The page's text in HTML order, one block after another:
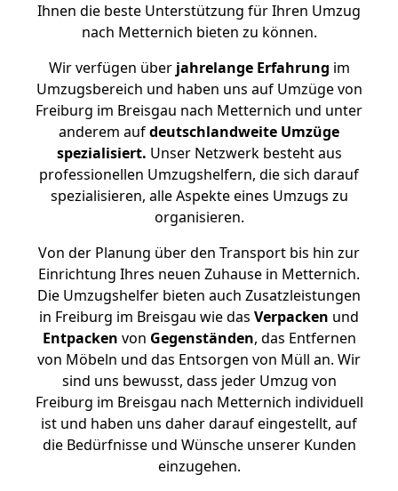
Ihnen die beste Unterstützung für Ihren Umzug
nach Metternich bieten zu können.
Wir verfügen überjahrelange Erfahrung im
Umzugsbereich und haben uns auf Umzüge von
Freiburg im Breisgau nach Metternich und unter
anderem aufdeutschlandweite Umzüge
spezialisiert. Unser Netzwerk besteht aus
professionellen Umzugshelfern, die sich darauf
spezialisieren, alle Aspekte eines Umzugs zu
organisieren.
Von der Planung über den Transport bis hin zur
Einrichtung Ihres neuen Zuhause in Metternich.
Die Umzugshelfer bieten auch Zusatzleistungen
in Freiburg im Breisgau wie das Verpacken und
Entpacken von Gegenständen, das Entfernen
von Möbeln und das Entsorgen von Müll an. Wir
sind uns bewusst, dass jeder Umzug von
Freiburg im Breisgau nach Metternich individuell
ist und haben uns daher darauf eingestellt, auf
die Bedürfnisse und Wünsche unserer Kunden
einzugehen.